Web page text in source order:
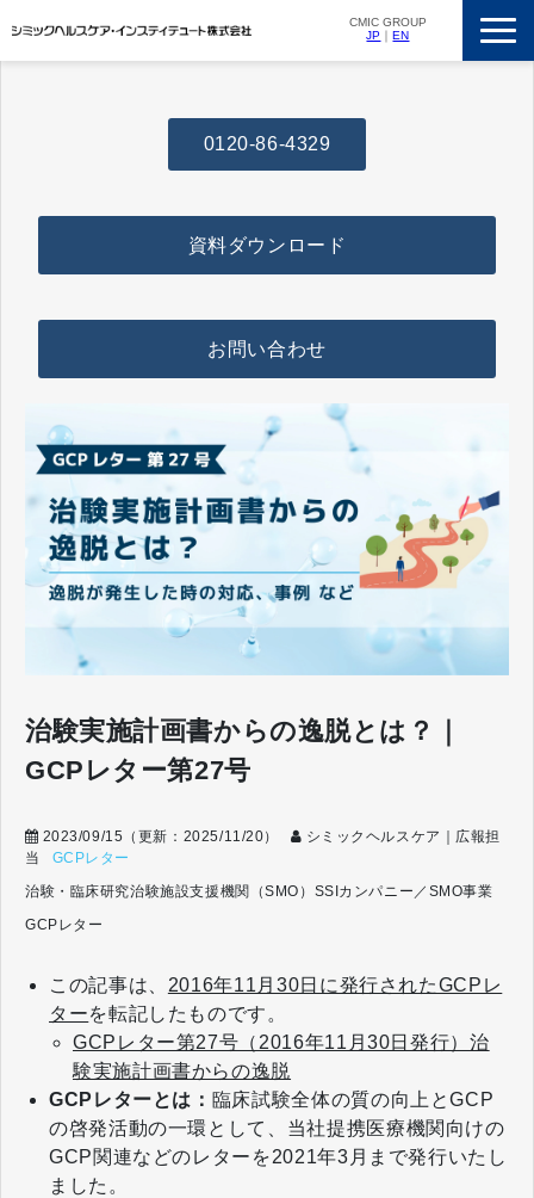
CMIC GROUP
JP ｜EN
支援実績
会社概要
0120-86-4329
資料ダウンロード
お問い合わせ
治験実施計画書からの逸脱とは？｜
GCPレター第27号
2023/09/15 （更新： 2025/11/20）
シミックヘルスケア｜広報担
当
GCPレター
治験・臨床研究治験施設支援機関（SMO） SSIカンパニー／SMO事業
GCPレター
この記事は、 2016年11月30日に発行されたGCPレ
ターを転記したものです。
GCPレター第27号（2016年11月30日発行）治
験実施計画書からの逸脱
GCPレターとは： 臨床試験全体の質の向上とGCP
の啓発活動の一環として、当社提携医療機関向けの
GCP関連などのレターを2021年3月まで発行いたし
ました。